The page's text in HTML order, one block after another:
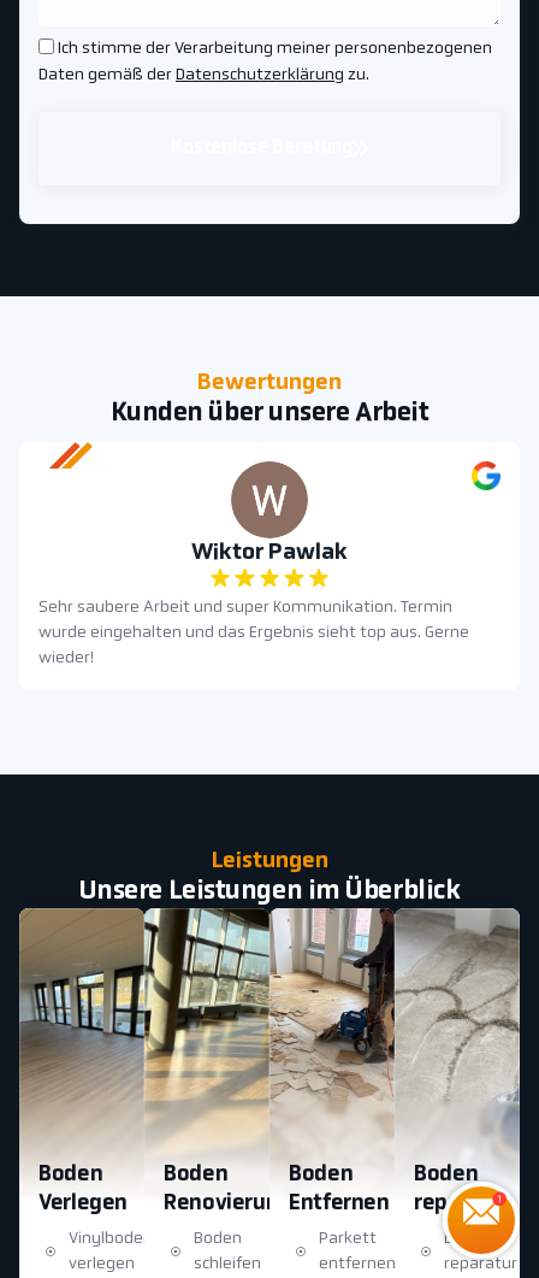
Ich stimme der Verarbeitung meiner personenbezogenen
Daten gemäß der Datenschutzerklärung zu.
Bewertungen
Kunden über unsere Arbeit
Wiktor Pawlak
Sehr saubere Arbeit und super Kommunikation. Termin
wurde eingehalten und das Ergebnis sieht top aus. Gerne
wieder!
Leistungen
Unsere Leistungen im Überblick
Boden
Verlegen
Vinylboden
verlegen
Boden
Renovierung
Boden
schleifen
Boden
Entfernen
Parkett
entfernen
Boden
reparatur
Boden
reparatur